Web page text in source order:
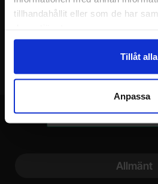
tillhandahållit eller som de har
Tillåt alla
Anpassa
Din e-post
Allmänt